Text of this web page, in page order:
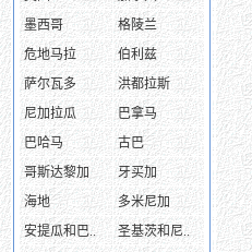
墨西哥
格陵兰
危地马拉
伯利兹
萨尔瓦多
洪都拉斯
尼加拉瓜
巴拿马
巴哈马
古巴
哥斯达黎加
牙买加
海地
多米尼加
安提瓜和巴..
圣基茨和尼..